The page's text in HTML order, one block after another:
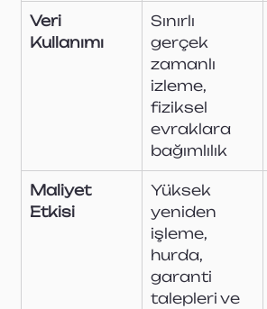
Veri
Kullanımı
Sınırlı
gerçek
zamanlı
izleme,
fiziksel
evraklara
bağımlılık
Maliyet
Etkisi
Yüksek
yeniden
işleme,
hurda,
garanti
talepleri ve